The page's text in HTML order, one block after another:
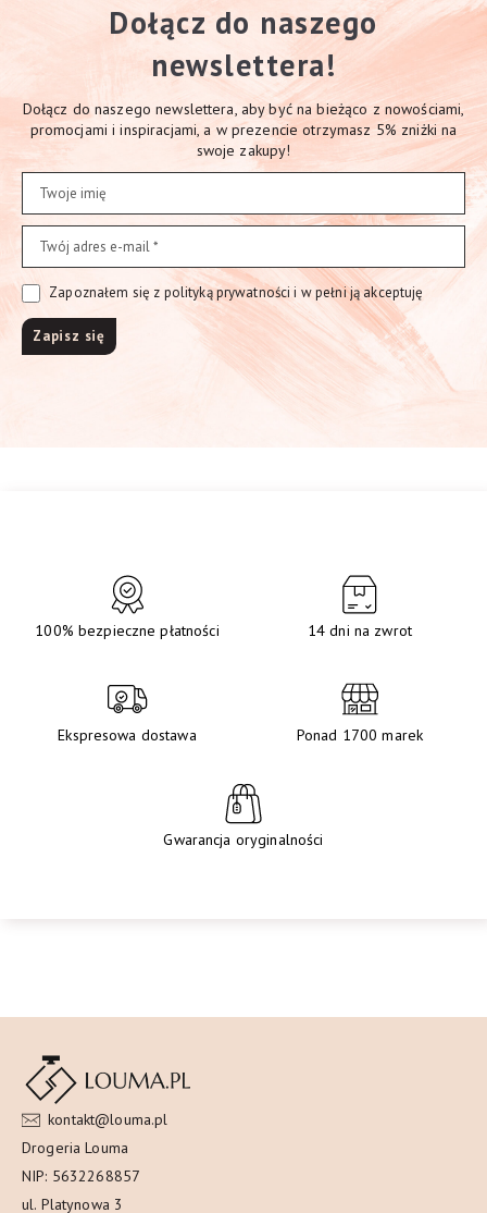
Dołącz do naszego
newslettera!
Dołącz do naszego newslettera, aby być na bieżąco z nowościami,
promocjami i inspiracjami, a w prezencie otrzymasz 5% zniżki na
swoje zakupy!
Zapoznałem się z polityką prywatności i w pełni ją akceptuję
100% bezpieczne płatności 14 dni na zwrot
Ekspresowa dostawa Ponad 1700 marek
Gwarancja oryginalności
kontakt@louma.pl
Drogeria Louma
NIP: 5632268857
ul. Platynowa 3